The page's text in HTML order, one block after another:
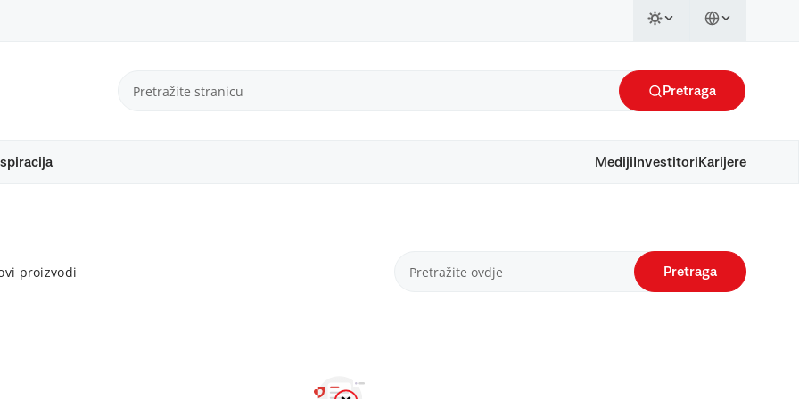
Pretraga
Mediji Investitori Karijere
proizvodi Pretraga